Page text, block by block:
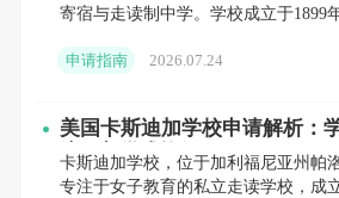
寄宿与走读制中学。学校成立于1899
对于有意申请
申请指南 2026.07.24
美国卡斯迪加学校申请解析：
流程与学术资源
卡斯迪加学校，位于加利福尼亚州帕
专注于女子教育的私立走读学校，成